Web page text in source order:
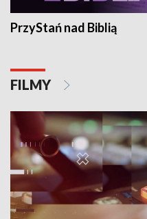
PrzyStań nad Biblią
FILMY